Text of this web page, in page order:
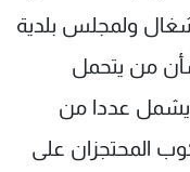
ولمجلس بلدية
من يتحمل
يشمل عددا من
المحتجزان على